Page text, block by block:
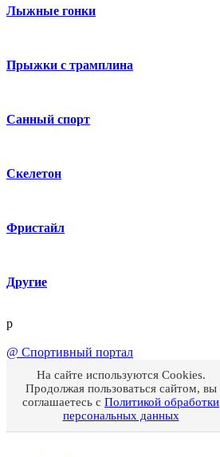
Лыжные гонки
Прыжки с трамплина
Санный спорт
Скелетон
Фристайл
Другие
p
@ Спортивный портал
На сайте используются Cookies.
Продолжая пользоваться сайтом, вы
соглашаетесь с Политикой обработки
персональных данных